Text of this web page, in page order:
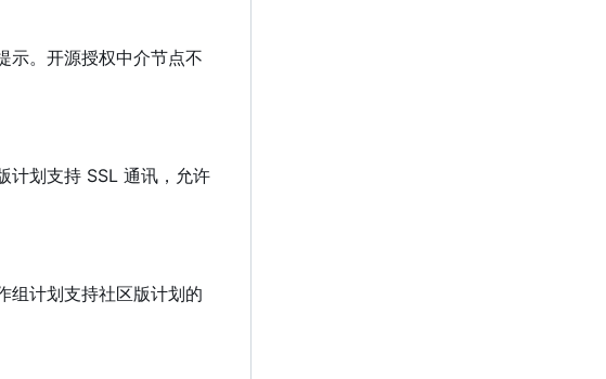
示。开源授权中介节点不
计划支持 SSL 通讯，允许
组计划支持社区版计划的